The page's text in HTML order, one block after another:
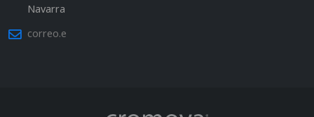
Navarra
correo.e